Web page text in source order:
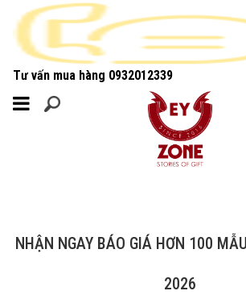
Tư vấn mua hàng 0932012339
MENU
NHẬN NGAY BÁO GIÁ HƠN 100
2026